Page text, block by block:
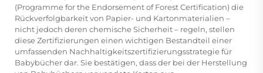
(Programme for the Endorsement of Forest Certification) die
Rückverfolgbarkeit von Papier- und Kartonmaterialien –
nicht jedoch deren chemische Sicherheit – regeln, stellen
diese Zertifizierungen einen wichtigen Bestandteil einer
umfassenden Nachhaltigkeitszertifizierungsstrategie für
Babybücher dar. Sie bestätigen, dass der bei der Herstellung